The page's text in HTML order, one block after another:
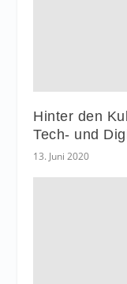
Hinter den
Tech- und
13. Juni 2020